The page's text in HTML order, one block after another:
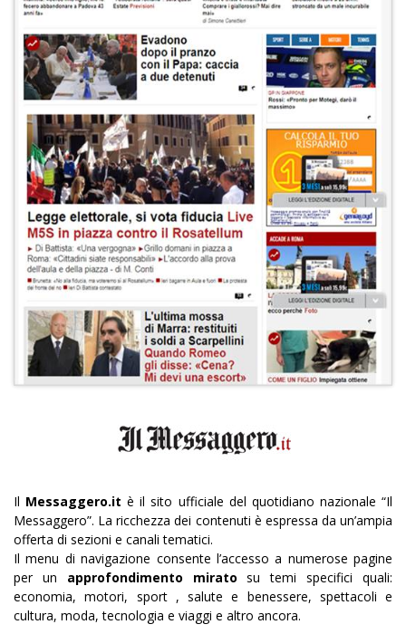
Il Messaggero.it è il sito ufficiale del quotidiano nazionale “Il
Messaggero”. La ricchezza dei contenuti è espressa da un’ampia
offerta di sezioni e canali tematici.
Il menu di navigazione consente l’accesso a numerose pagine
per un approfondimento mirato su temi specifici quali:
economia, motori, sport , salute e benessere, spettacoli e
cultura, moda, tecnologia e viaggi e altro ancora.